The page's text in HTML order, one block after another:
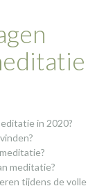
in 2020?
meditatie?
tijdens de volle